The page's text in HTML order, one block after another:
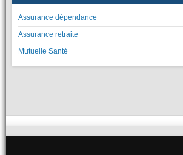
Assurance dépendance
Assurance retraite
Mutuelle Santé